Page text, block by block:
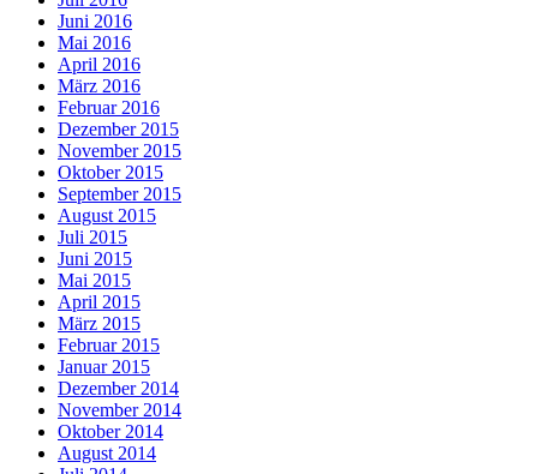
Juni 2016
Mai 2016
April 2016
März 2016
Februar 2016
Dezember 2015
November 2015
Oktober 2015
September 2015
August 2015
Juli 2015
Juni 2015
Mai 2015
April 2015
März 2015
Februar 2015
Januar 2015
Dezember 2014
November 2014
Oktober 2014
August 2014